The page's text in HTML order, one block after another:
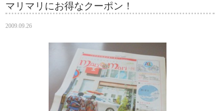
マリマリにお得なクーポン！
2009.09.26